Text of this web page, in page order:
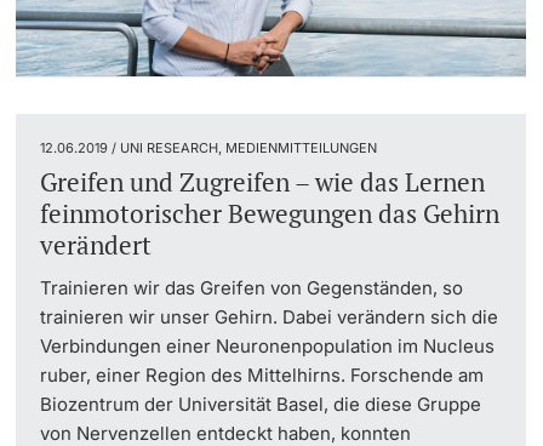
12.06.2019 / UNI RESEARCH, MEDIENMITTEILUNGEN
Greifen und Zugreifen – wie das Lernen
feinmotorischer Bewegungen das Gehirn
verändert
Trainieren wir das Greifen von Gegenständen, so
trainieren wir unser Gehirn. Dabei verändern sich die
Verbindungen einer Neuronenpopulation im Nucleus
ruber, einer Region des Mittelhirns. Forschende am
Biozentrum der Universität Basel, die diese Gruppe
von Nervenzellen entdeckt haben, konnten